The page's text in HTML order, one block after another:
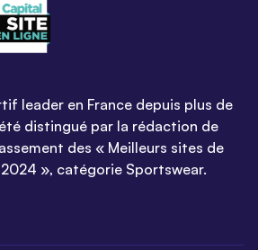
leader en France depuis plus de
distingué par la rédaction de
des « Meilleurs sites de
», catégorie Sportswear.